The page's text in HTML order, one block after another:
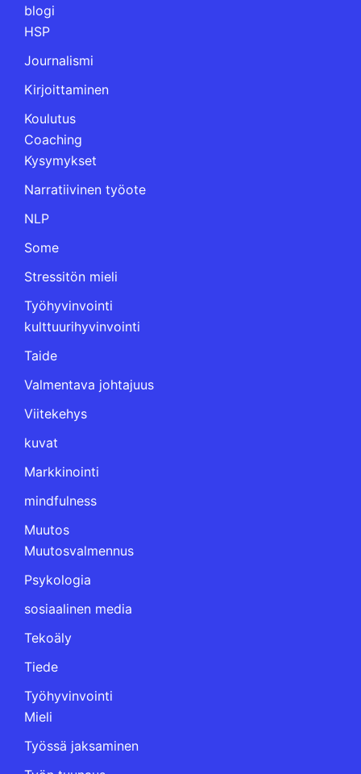
blogi
HSP
Journalismi
Kirjoittaminen
Koulutus
Coaching
Kysymykset
Narratiivinen työote
NLP
Some
Stressitön mieli
Työhyvinvointi
kulttuurihyvinvointi
Taide
Valmentava johtajuus
Viitekehys
kuvat
Markkinointi
mindfulness
Muutos
Muutosvalmennus
Psykologia
sosiaalinen media
Tekoäly
Tiede
Työhyvinvointi
Mieli
Työssä jaksaminen